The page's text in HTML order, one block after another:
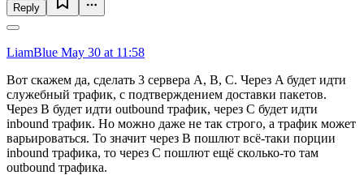
Reply
LiamBlue May 30 at 11:58
Вот скажем да, сделать 3 сервера A, B, C. Через A будет идти
служебный трафик, с подтверждением доставки пакетов.
Через B будет идти outbound трафик, через C будет идти
inbound трафик. Но можно даже не так строго, а трафик может
варьироваться. То значит через B пошлют всё-таки порции
inbound трафика, то через C пошлют ещё сколько-то там
outbound трафика.